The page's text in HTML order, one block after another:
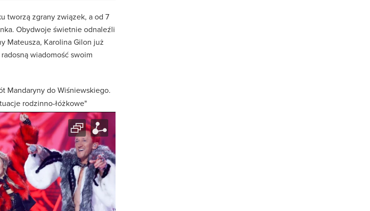
tworzą zgrany związek, a od 7
Obydwoje świetnie odnaleźli
Mateusza, Karolina Gilon już
wiadomość swoim
Mandaryny do Wiśniewskiego.
rodzinno-łóżkowe"